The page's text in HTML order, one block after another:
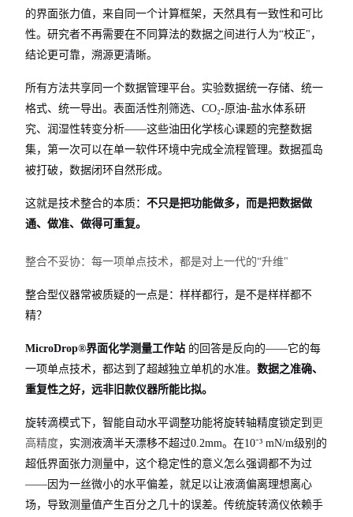
的界面张力值，来自同一个计算框架，天然具有一致性和可比
性。研究者不再需要在不同算法的数据之间进行人为“校正"，
结论更可靠，溯源更清晰。
所有方法共享同一个数据管理平台。实验数据统一存储、统一
格式、统一导出。表面活性剂筛选、CO₂-原油-盐水体系研
究、润湿性转变分析——这些油田化学核心课题的完整数据
集，第一次可以在单一软件环境中完成全流程管理。数据孤岛
被打破，数据闭环自然形成。
这就是技术整合的本质：不只是把功能做多，而是把数据做
通、做准、做得可重复。
整合不妥协：每一项单点技术，都是对上一代的“升维"
整合型仪器常被质疑的一点是：样样都行，是不是样样都不
精？
MicroDrop®界面化学测量工作站 的回答是反向的——它的每
一项单点技术，都达到了超越独立单机的水准。数据之准确、
重复性之好，远非旧款仪器所能比拟。
旋转滴模式下，智能自动水平调整功能将旋转轴精度锁定到 更
高精度，实测液滴半天漂移不超过0.2mm。在10⁻³ mN/m级别的
超低界面张力测量中，这个稳定性的意义怎么强调都不为过
——因为一丝微小的水平偏差，就足以让液滴偏离理想离心
场，导致测量值产生百分之几十的误差。传统旋转滴仪依赖手